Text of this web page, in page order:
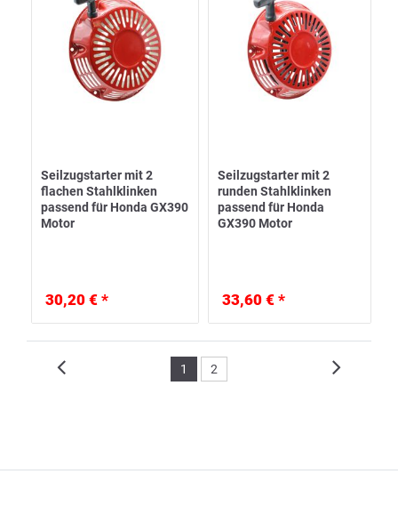
Seilzugstarter mit 2
flachen Stahlklinken
passend für Honda GX390
Motor
30,20 € *
Seilzugstarter mit 2
runden Stahlklinken
passend für Honda
GX390 Motor
33,60 € *
1 2